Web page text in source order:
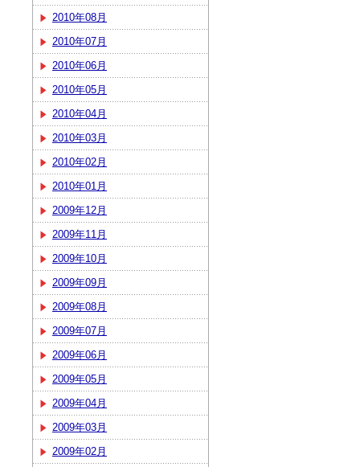
2010年08月
2010年07月
2010年06月
2010年05月
2010年04月
2010年03月
2010年02月
2010年01月
2009年12月
2009年11月
2009年10月
2009年09月
2009年08月
2009年07月
2009年06月
2009年05月
2009年04月
2009年03月
2009年02月